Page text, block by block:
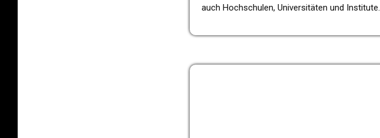
auch Hoch­schu­len, Uni­ver­si­tä­ten und Insti­tu­te.